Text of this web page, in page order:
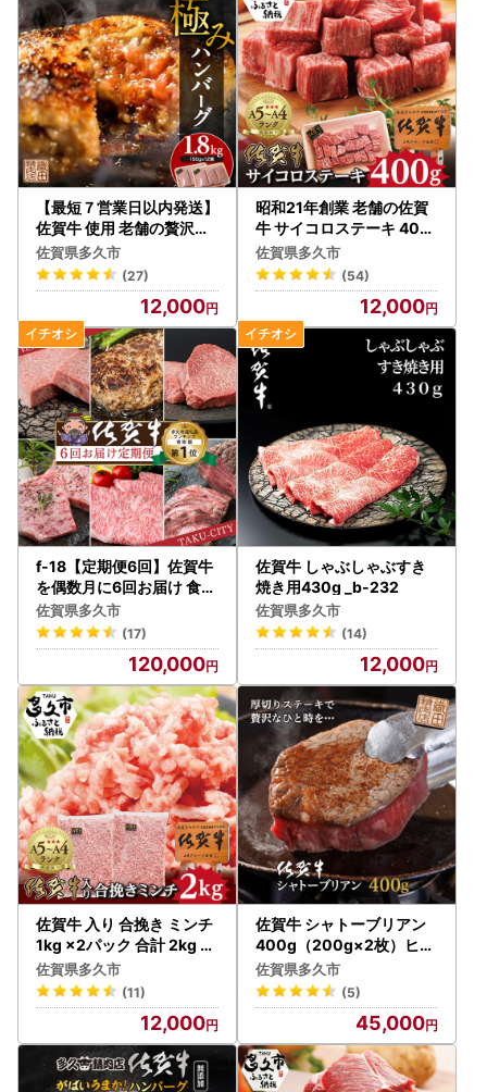
【最短７営業日以内発送】
佐賀牛 使用 老舗の贅沢ハ
ンバーグ 極みハンバーグ 1
50g×12個 _b-349
佐賀県多久市
(27)
12,000
昭和21年創業 老舗の佐賀
牛 サイコロステーキ 400
g _b-46
佐賀県多久市
(54)
12,000
f-18【定期便6回】佐賀牛
を偶数月に6回お届け 食べ
比べ
佐賀県多久市
(17)
120,000
佐賀牛 しゃぶしゃぶすき
焼き用430g _b-232
佐賀県多久市
(14)
12,000
佐賀牛 入り 合挽き ミンチ
1kg ×2パック 合計 2kg 肥
前さくらポーク _b-262
佐賀県多久市
(11)
12,000
佐賀牛 シャトーブリアン
400g（200g×2枚）ヒレ
ステーキ 牛肉 黒毛和牛 国
産 _d-55
佐賀県多久市
(5)
45,000